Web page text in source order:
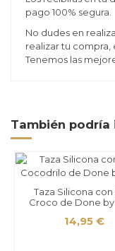
pago 100% segura.
No dudes en
realizar tu
Tenemos las
También podría
Taza Silicona con
Croco de Done
14,95 €